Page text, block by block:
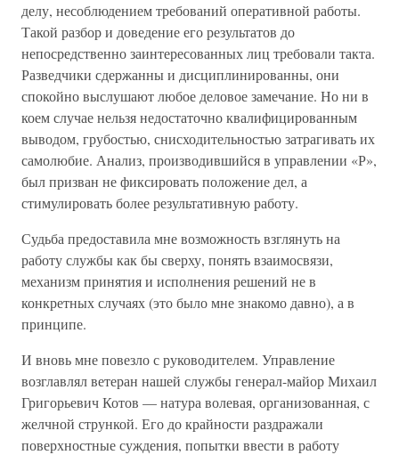
делу, несоблюдением требований оперативной работы.
Такой разбор и доведение его результатов до
непосредственно заинтересованных лиц требовали такта.
Разведчики сдержанны и дисциплинированны, они
спокойно выслушают любое деловое замечание. Но ни в
коем случае нельзя недостаточно квалифицированным
выводом, грубостью, снисходительностью затрагивать их
самолюбие. Анализ, производившийся в управлении «Р»,
был призван не фиксировать положение дел, а
стимулировать более результативную работу.
Судьба предоставила мне возможность взглянуть на
работу службы как бы сверху, понять взаимосвязи,
механизм принятия и исполнения решений не в
конкретных случаях (это было мне знакомо давно), а в
принципе.
И вновь мне повезло с руководителем. Управление
возглавлял ветеран нашей службы генерал-майор Михаил
Григорьевич Котов — натура волевая, организованная, с
желчной стрункой. Его до крайности раздражали
поверхностные суждения, попытки ввести в работу